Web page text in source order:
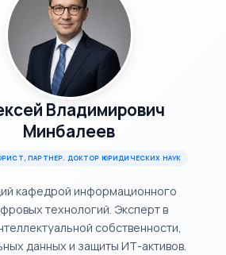
Владимирович
Минбалеев
ПАРТНЕР. ДОКТОР ЮРИДИЧЕСКИХ НАУК
кафедрой информационного
технологий. Эксперт в
собственности,
данных и защиты ИТ-активов.